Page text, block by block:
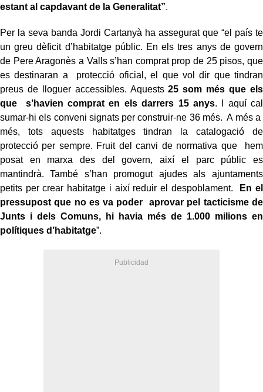
estant al capdavant de la Generalitat”.
Per la seva banda Jordi Cartanyà ha assegurat que “el país te
un greu dèficit d’habitatge públic. En els tres anys de govern
de Pere Aragonès a Valls s’han comprat prop de 25 pisos, que
es destinaran a protecció oficial, el que vol dir que tindran
preus de lloguer accessibles. Aquests25 som més que els
que s’havien comprat en els darrers 15 anys. I aquí cal
sumar‐hi els conveni signats per construir‐ne 36 més. A més a
més, tots aquests habitatges tindran la catalogació de
protecció per sempre. Fruit del canvi de normativa que hem
posat en marxa des del govern, així el parc públic es
mantindrà. També s’han promogut ajudes als ajuntaments
petits per crear habitatge i així reduir el despoblament.
En el
pressupost que no es va poder aprovar pel tacticisme de
Junts i dels Comuns, hi havia més de 1.000 milions en
polítiques d’habitatge”.